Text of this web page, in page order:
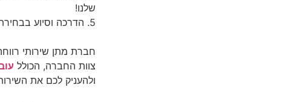
שלנו!
5. הדרכה וסיוע בבחירת בית אבות או דיור מוגן
צוות החברה, הכולל
ולהעניק לכם את